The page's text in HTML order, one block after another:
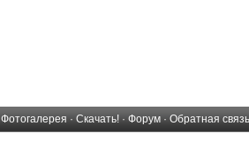
Фотогалерея · Скачать! · Форум · Обратная связь